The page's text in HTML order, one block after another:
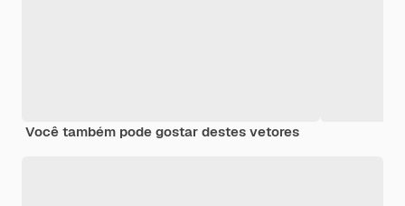
Você também pode gostar destes vetores